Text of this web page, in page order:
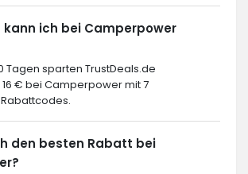
kann ich bei Camperpower
Tagen sparten TrustDeals.de
€ bei Camperpower mit 7
den besten Rabatt bei